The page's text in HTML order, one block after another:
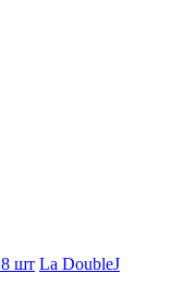
8 шт La DoubleJ